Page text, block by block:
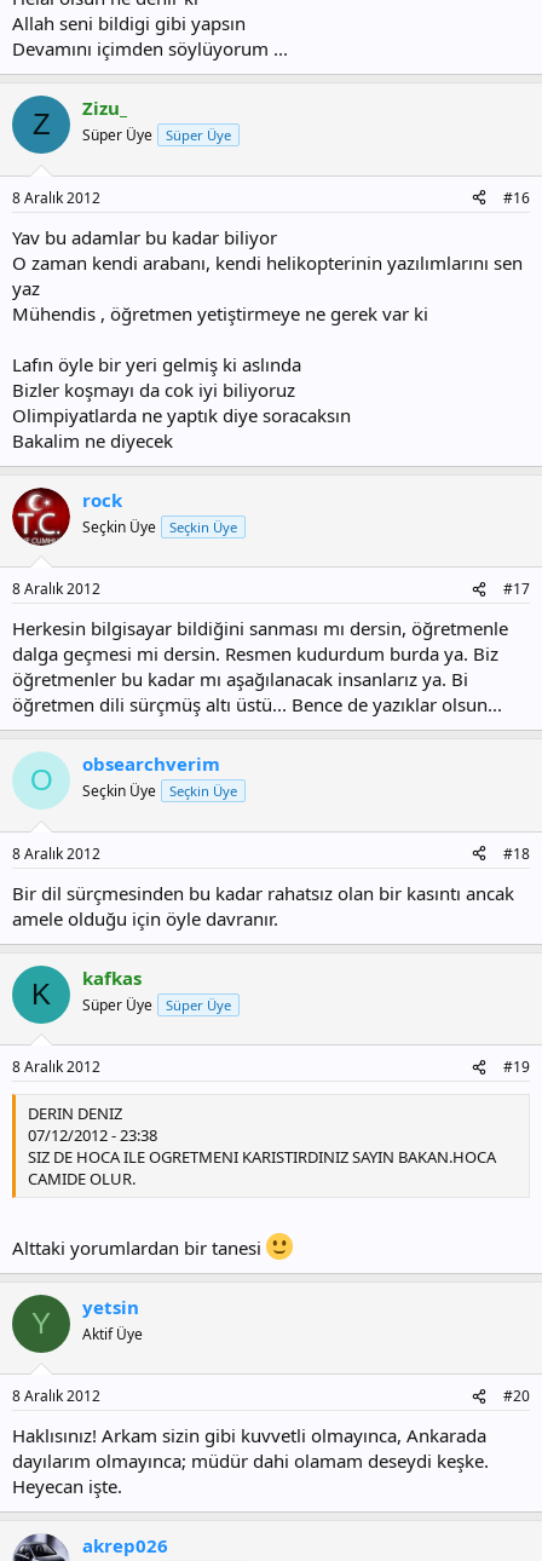
Allah seni bildigi gibi yapsın
Devamını içimden söylüyorum ...
Z Zizu_
Süper Üye Süper Üye
8 Aralık 2012 #16
Yav bu adamlar bu kadar biliyor
O zaman kendi arabanı, kendi helikopterinin yazılımlarını sen
yaz
Mühendis , öğretmen yetiştirmeye ne gerek var ki
Lafın öyle bir yeri gelmiş ki aslında
Bizler koşmayı da cok iyi biliyoruz
Olimpiyatlarda ne yaptık diye soracaksın
Bakalim ne diyecek
rock
Seçkin Üye Seçkin Üye
8 Aralık 2012 #17
Herkesin bilgisayar bildiğini sanması mı dersin, öğretmenle
dalga geçmesi mi dersin. Resmen kudurdum burda ya. Biz
öğretmenler bu kadar mı aşağılanacak insanlarız ya. Bi
öğretmen dili sürçmüş altı üstü... Bence de yazıklar olsun...
O obsearchverim
Seçkin Üye Seçkin Üye
8 Aralık 2012 #18
Bir dil sürçmesinden bu kadar rahatsız olan bir kasıntı ancak
amele olduğu için öyle davranır.
K kafkas
Süper Üye Süper Üye
8 Aralık 2012 #19
DERIN DENIZ
07/12/2012 - 23:38
SIZ DE HOCA ILE OGRETMENI KARISTIRDINIZ SAYIN BAKAN.HOCA
CAMIDE OLUR.
Alttaki yorumlardan bir tanesi
Y yetsin
Aktif Üye
8 Aralık 2012 #20
Haklısınız! Arkam sizin gibi kuvvetli olmayınca, Ankarada
dayılarım olmayınca; müdür dahi olamam deseydi keşke.
Heyecan işte.
akrep026